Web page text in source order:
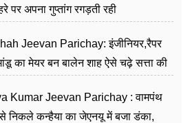
पर अपना गुप्तांग रगड़ती रही
Jeevan Parichay: इंजीनियर,रैपर
का मेयर बन बालेन शाह ऐसे चढ़े सत्ता की
Kumar Jeevan Parichay : वामपंथ
से निकले कन्हैया का जेएनयू में बजा डंका,